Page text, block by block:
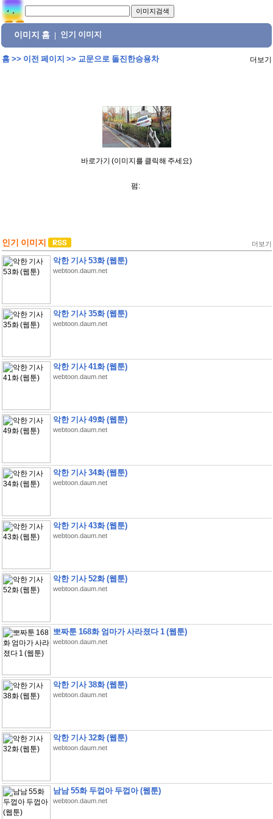
이미지 홈 인기 이미지
홈>> 이전 페이지 >> 교문으로 돌진한승용차 더보기
바로가기 (이미지를 클릭해 주세요)
펌:
인기 이미지 더보기
악한 기사 53화 (웹툰)
webtoon.daum.net
악한 기사 35화 (웹툰)
webtoon.daum.net
악한 기사 41화 (웹툰)
webtoon.daum.net
악한 기사 49화 (웹툰)
webtoon.daum.net
악한 기사 34화 (웹툰)
webtoon.daum.net
악한 기사 43화 (웹툰)
webtoon.daum.net
악한 기사 52화 (웹툰)
webtoon.daum.net
뽀짜툰 168화 엄마가 사라졌다 1 (웹툰)
webtoon.daum.net
악한 기사 38화 (웹툰)
webtoon.daum.net
악한 기사 32화 (웹툰)
webtoon.daum.net
남남 55화 두껍아 두껍아 (웹툰)
webtoon.daum.net